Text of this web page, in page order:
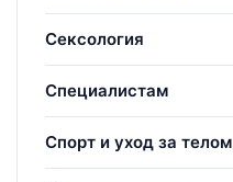
Сексология
Специалистам
Спорт и уход за телом